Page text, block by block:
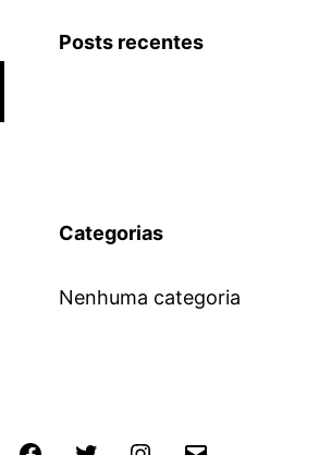
Posts recentes
Categorias
Nenhuma categoria